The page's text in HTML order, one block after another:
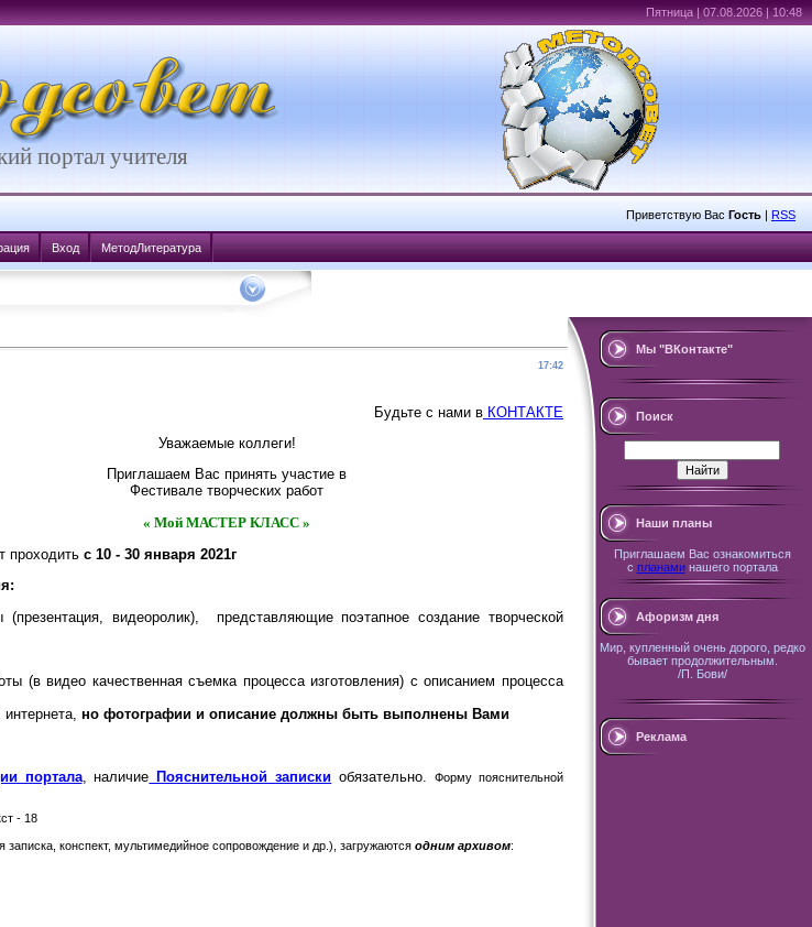
Пятница | 07.08.2026 | 10:48
портал учителя
Приветствую Вас Гость | RSS
Вход МетодЛитература
17:42
Будьте с нами в КОНТАКТЕ
Уважаемые коллеги!
Приглашаем Вас принять участие в
Фестивале творческих работ
« Мой МАСТЕР КЛАСС »
проходить с 10 - 30 января 2021г
видеоролик), представляющие поэтапное создание творческой
(в видео качественная съемка процесса изготовления) с описанием процесса
но фотографии и описание должны быть выполнены Вами
портала, наличие Пояснительной записки обязательно.Форму пояснительной
- 18
конспект, мультимедийное сопровождение и др.), загружаются одним архивом:
Мы "ВКонтакте"
Поиск
Наши планы
Приглашаем Вас ознакомиться
с планаминашего портала
Афоризм дня
Мир, купленный очень дорого, редко
бывает продолжительным.
/П. Бови/
Реклама